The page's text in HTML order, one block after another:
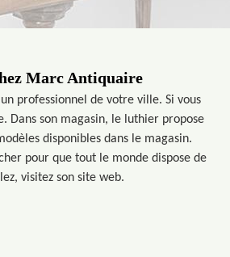
Marc Antiquaire
professionnel de votre ville. Si vous
Dans son magasin, le luthier propose
disponibles dans le magasin.
pour que tout le monde dispose de
visitez son site web.